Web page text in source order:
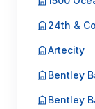
24th &
Artecity
Bentley
Bentley